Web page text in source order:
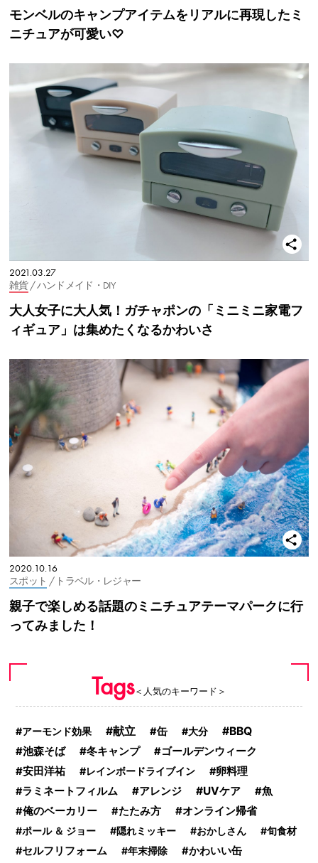
モンベルのキャンプアイテムをリアルに再現したミ
ニチュアが可愛い♡
2021.03.27
雑貨/ ハンドメイド・DIY
大人女子に大人気！ガチャポンの「ミニミニ家電フ
ィギュア」は集めたくなるかわいさ
2020.10.16
スポット / トラベル・レジャー
親子で楽しめる話題のミニチュアテーマパークに行
ってみました！
Tags＜人気のキーワード＞
アーモンド効果 献立 缶 大分 BBQ
池森そば 冬キャンプ
ゴールデンウィーク
安田洋祐
レインボードライブイン
卵料理
ラミネートフィルム
アレンジ UVケア
魚
俺のベーカリー
たたみ方 オンライン帰省
ポール ＆ ジョー 隠れミッキー おかしさん 旬食材
セルフリフォーム 年末掃除 かわいい缶